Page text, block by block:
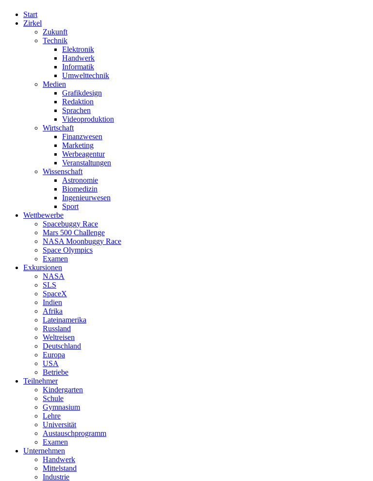
Start
Zirkel
Zukunft
Technik
Elektronik
Handwerk
Informatik
Umwelttechnik
Medien
Grafikdesign
Redaktion
Sprachen
Videoproduktion
Wirtschaft
Finanzwesen
Marketing
Werbeagentur
Veranstaltungen
Wissenschaft
Astronomie
Biomedizin
Ingenieurwesen
Sport
Wettbewerbe
Spacebuggy Race
Mars 500 Challenge
NASA Moonbuggy Race
Space Olympics
Examen
Exkursionen
NASA
SLS
SpaceX
Indien
Afrika
Lateinamerika
Russland
Weltreisen
Deutschland
Europa
USA
Betriebe
Teilnehmer
Kindergarten
Schule
Gymnasium
Lehre
Universität
Austauschprogramm
Examen
Unternehmen
Handwerk
Mittelstand
Industrie